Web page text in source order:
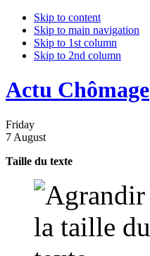
Skip to content
Skip to main navigation
Skip to 1st column
Skip to 2nd column
Actu Chômage
Friday
7 August
Taille du texte